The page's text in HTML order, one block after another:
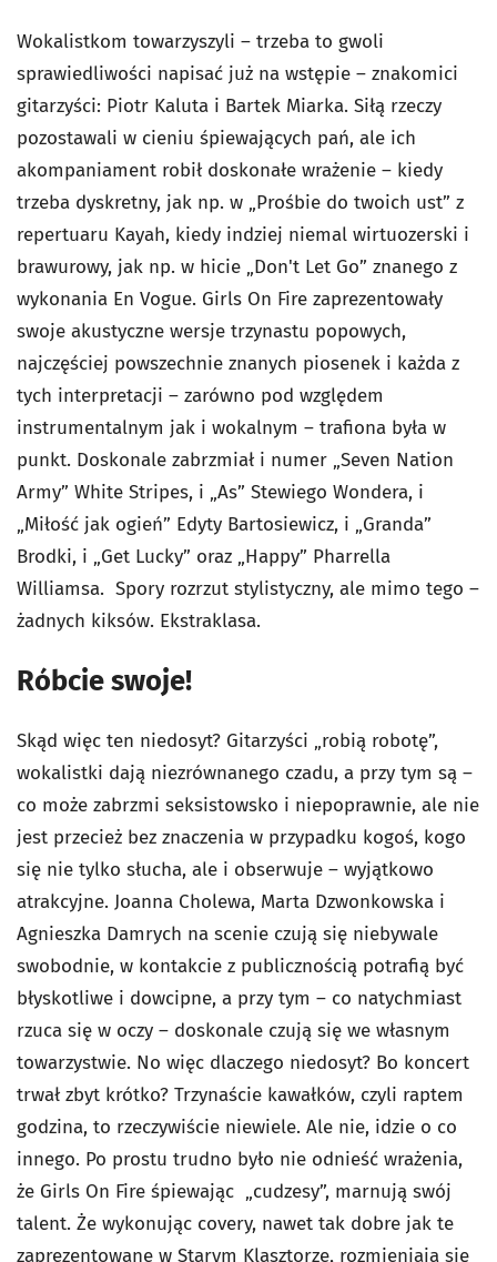
Wokalistkom towarzyszyli – trzeba to gwoli
sprawiedliwości napisać już na wstępie – znakomici
gitarzyści: Piotr Kaluta i Bartek Miarka. Siłą rzeczy
pozostawali w cieniu śpiewających pań, ale ich
akompaniament robił doskonałe wrażenie – kiedy
trzeba dyskretny, jak np. w „Prośbie do twoich ust” z
repertuaru Kayah, kiedy indziej niemal wirtuozerski i
brawurowy, jak np. w hicie „Don't Let Go” znanego z
wykonania En Vogue. Girls On Fire zaprezentowały
swoje akustyczne wersje trzynastu popowych,
najczęściej powszechnie znanych piosenek i każda z
tych interpretacji – zarówno pod względem
instrumentalnym jak i wokalnym – trafiona była w
punkt. Doskonale zabrzmiał i numer „Seven Nation
Army” White Stripes, i „As” Stewiego Wondera, i
„Miłość jak ogień” Edyty Bartosiewicz, i „Granda”
Brodki, i „Get Lucky” oraz „Happy” Pharrella
Williamsa. Spory rozrzut stylistyczny, ale mimo tego –
żadnych kiksów. Ekstraklasa.
Róbcie swoje!
Skąd więc ten niedosyt? Gitarzyści „robią robotę”,
wokalistki dają niezrównanego czadu, a przy tym są –
co może zabrzmi seksistowsko i niepoprawnie, ale nie
jest przecież bez znaczenia w przypadku kogoś, kogo
się nie tylko słucha, ale i obserwuje – wyjątkowo
atrakcyjne. Joanna Cholewa, Marta Dzwonkowska i
Agnieszka Damrych na scenie czują się niebywale
swobodnie, w kontakcie z publicznością potrafią być
błyskotliwe i dowcipne, a przy tym – co natychmiast
rzuca się w oczy – doskonale czują się we własnym
towarzystwie. No więc dlaczego niedosyt? Bo koncert
trwał zbyt krótko? Trzynaście kawałków, czyli raptem
godzina, to rzeczywiście niewiele. Ale nie, idzie o co
innego. Po prostu trudno było nie odnieść wrażenia,
że Girls On Fire śpiewając „cudzesy”, marnują swój
talent. Że wykonując covery, nawet tak dobre jak te
zaprezentowane w Starym Klasztorze, rozmieniają się